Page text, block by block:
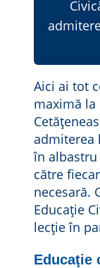
Aici ai tot
maximă la
admiterea
în
către
necesară.
Educație
lecție în
Educaţie